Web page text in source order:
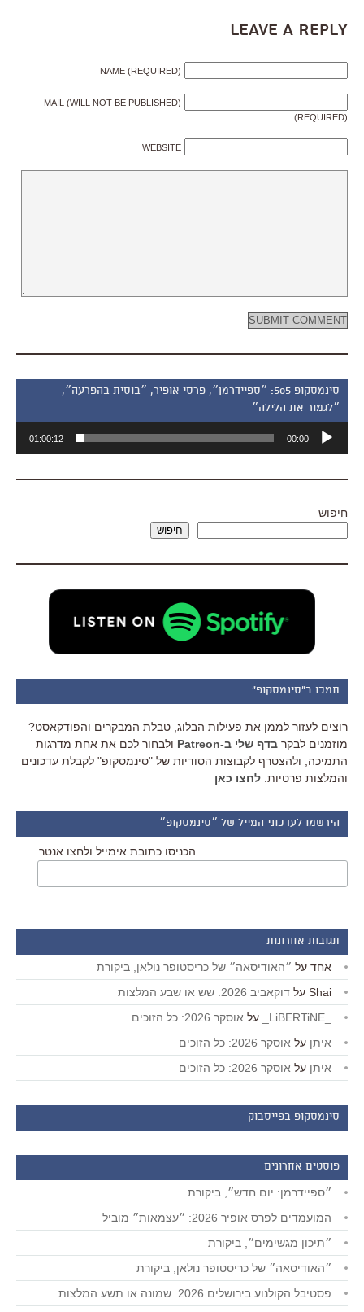
Leave a Reply
NAME (REQUIRED)
MAIL (WILL NOT BE PUBLISHED)
(REQUIRED)
WEBSITE
סינמסקופ 505: ״ספיידרמן״, פרסי אופיר, ״בוסית בהפרעה״,
״לגמור את הלילה״
אודיו
00:00
01:00:12
חיפוש
חיפוש
תמכו ב"סינמסקופ"
רוצים לעזור לממן את פעילות הבלוג, טבלת המבקרים והפודקאסט?
מוזמנים לבקר בדף שלי ב-Patreon
ולבחור לכם את אחת מדרגות
התמיכה, ולהצטרף לקבוצות הסודיות של "סינמסקופ" לקבלת עדכונים
והמלצות פרטיות. לחצו כאן
הירשמו לעדכוני המייל של ״סינמסקופ״
הכניסו כתובת אימייל ולחצו אנטר
תגובות אחרונות
אחד על ״האודיסאה״ של כריסטופר נולאן, ביקורת
Shai על דוקאביב 2026: שש או שבע המלצות
על אוסקר 2026: כל הזוכים
איתן על אוסקר 2026: כל הזוכים
איתן על אוסקר 2026: כל הזוכים
סינמסקופ בפייסבוק
פוסטים אחרונים
״ספיידרמן: יום חדש״, ביקורת
המועמדים לפרס אופיר 2026: ״עצמאות״ מוביל
״תיכון מגשימים״, ביקורת
״האודיסאה״ של כריסטופר נולאן, ביקורת
פסטיבל הקולנוע בירושלים 2026: שמונה או תשע המלצות